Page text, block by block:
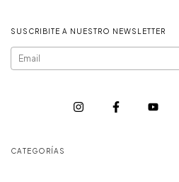
SUSCRIBITE A NUESTRO NEWSLETTER
CATEGORÍAS